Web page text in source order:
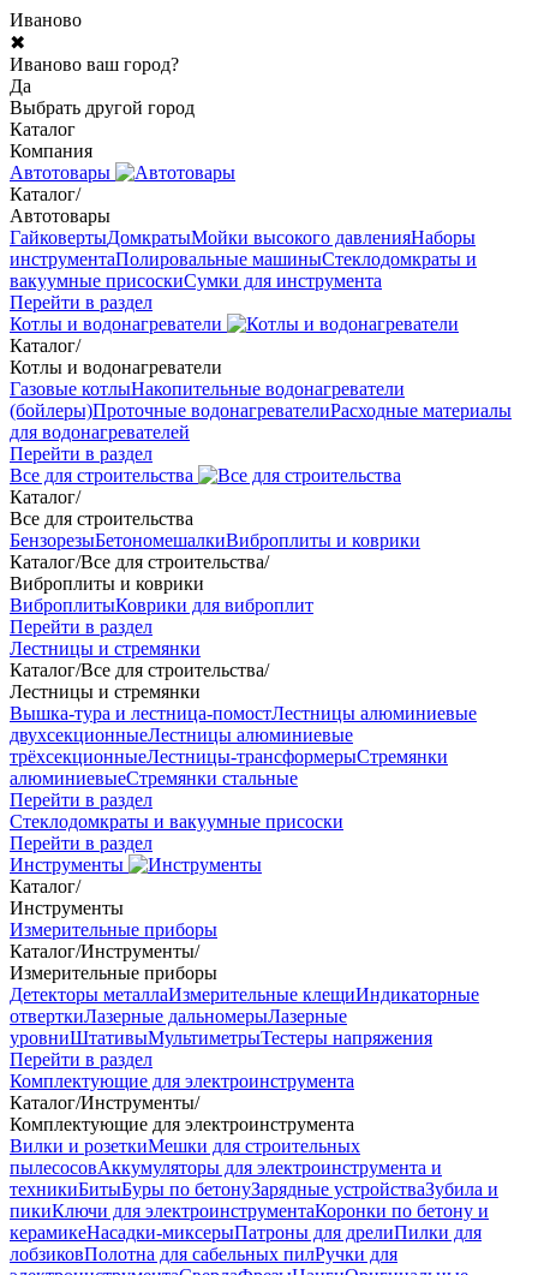
Иваново
✖
Иваново ваш город?
Да
Выбрать другой город
Каталог
Компания
Автотовары
Каталог/
Автотовары
ГайковертыДомкратыМойки высокого давленияНаборы
инструментаПолировальные машиныСтеклодомкраты и
вакуумные присоскиСумки для инструмента
Перейти в раздел
Котлы и водонагреватели
Каталог/
Котлы и водонагреватели
Газовые котлыНакопительные водонагреватели
(бойлеры)Проточные водонагревателиРасходные материалы
для водонагревателей
Перейти в раздел
Все для строительства
Каталог/
Все для строительства
БензорезыБетономешалкиВиброплиты и коврики
Каталог/Все для строительства/
Виброплиты и коврики
ВиброплитыКоврики для виброплит
Перейти в раздел
Лестницы и стремянки
Каталог/Все для строительства/
Лестницы и стремянки
Вышка-тура и лестница-помостЛестницы алюминиевые
двухсекционныеЛестницы алюминиевые
трёхсекционныеЛестницы-трансформерыСтремянки
алюминиевыеСтремянки стальные
Перейти в раздел
Стеклодомкраты и вакуумные присоски
Перейти в раздел
Инструменты
Каталог/
Инструменты
Измерительные приборы
Каталог/Инструменты/
Измерительные приборы
Детекторы металлаИзмерительные клещиИндикаторные
отверткиЛазерные дальномерыЛазерные
уровниШтативыМультиметрыТестеры напряжения
Перейти в раздел
Комплектующие для электроинструмента
Каталог/Инструменты/
Комплектующие для электроинструмента
Вилки и розеткиМешки для строительных
пылесосовАккумуляторы для электроинструмента и
техникиБитыБуры по бетонуЗарядные устройстваЗубила и
пикиКлючи для электроинструментаКоронки по бетону и
керамикеНасадки-миксерыПатроны для дрелиПилки для
лобзиковПолотна для сабельных пилРучки для